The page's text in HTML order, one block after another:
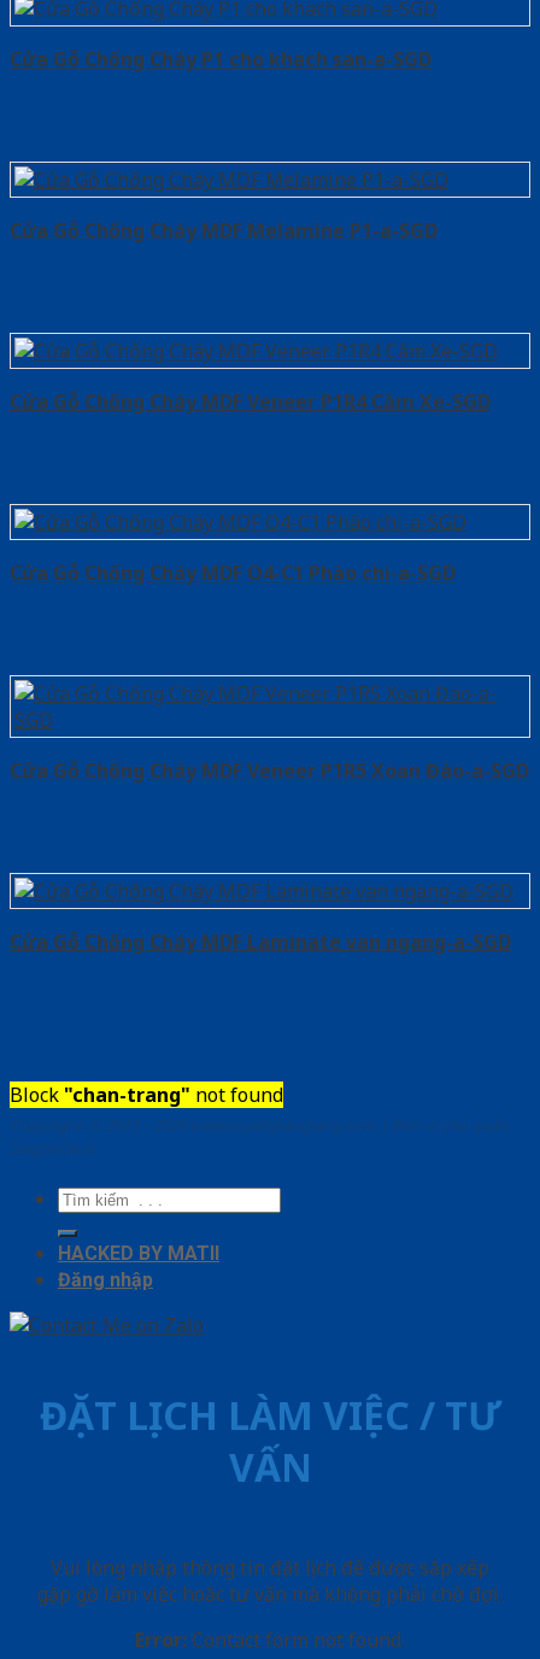
Cửa Gỗ Chống Cháy P1 cho khach san-a-SGD
Cửa Gỗ Chống Cháy MDF Melamine P1-a-SGD
Cửa Gỗ Chống Cháy MDF Veneer P1R4 Căm Xe-SGD
Cửa Gỗ Chống Cháy MDF O4-C1 Phào chi-a-SGD
Cửa Gỗ Chống Cháy MDF Veneer P1R5 Xoan Đào-a-SGD
Cửa Gỗ Chống Cháy MDF Laminate van ngang-a-SGD
Block "chan-trang" not found
Copyright ⓒ 2010 – 2026 www.cuadepangiang.com | Đơn vị chủ quản
SaigonDoor
Tìm
kiếm:
HACKED BY MATII
Đăng nhập
ĐẶT LỊCH LÀM VIỆC / TƯ
VẤN
Vui lòng nhập thông tin đặt lịch để được sắp xếp
gặp gỡ làm việc hoăc tư vấn mà không phải chờ đợi.
Error: Contact form not found.